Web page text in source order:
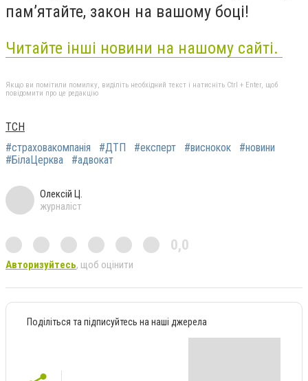
пам’ятайте, закон на вашому боці!
Читайте інші новини на нашому сайті.
Якщо ви помітили помилку, виділіть необхідний текст і натисніть Ctrl + Enter, щоб
повідомити про це редакцію
ТСН
#страховакомпанія
#ДТП #експерт #виснокок
#новини
#БілаЦерква
#адвокат
Олексій Ц.
журналіст
0,0
Авторизуйтесь, щоб оцінити
Поділіться та підписуйтесь на наші джерела